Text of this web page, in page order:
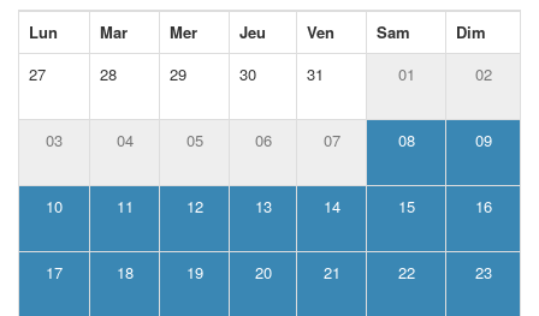
Lun Mar Mer Jeu Ven Sam
Dim
27
28 29 30 31 01 02
03 04 05 06 07 08 09
10 11 12 13 14 15 16
17 18 19 20 21 22 23